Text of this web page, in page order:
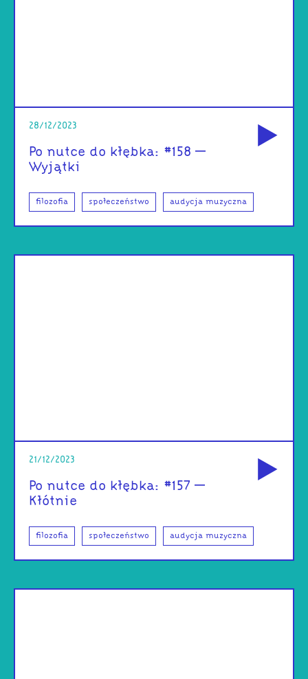
28/12/2023
Po nutce do kłębka: #158 –
Wyjątki
filozofia społeczeństwo audycja muzyczna
21/12/2023
Po nutce do kłębka: #157 –
Kłótnie
filozofia społeczeństwo audycja muzyczna